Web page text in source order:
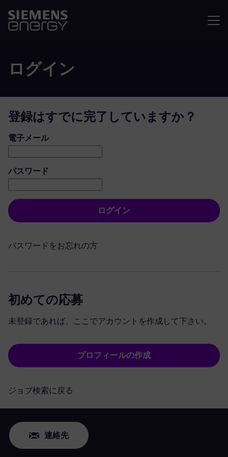
ログイン
登録はすでに完了していますか？
ログイン：ユーザーとパスワード
電子メール
パスワード
ログイン
パスワードをお忘れの方
初めての応募
未登録であれば、ここでアカウントを作成して下さい。
プロフィールの作成
ジョブ検索に戻る
連絡先